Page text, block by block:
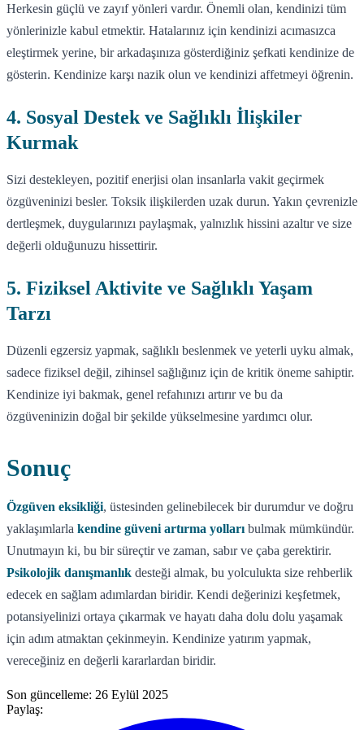
Herkesin güçlü ve zayıf yönleri vardır. Önemli olan, kendinizi tüm
yönlerinizle kabul etmektir. Hatalarınız için kendinizi acımasızca
eleştirmek yerine, bir arkadaşınıza gösterdiğiniz şefkati kendinize de
gösterin. Kendinize karşı nazik olun ve kendinizi affetmeyi öğrenin.
4. Sosyal Destek ve Sağlıklı İlişkiler
Kurmak
Sizi destekleyen, pozitif enerjisi olan insanlarla vakit geçirmek
özgüveninizi besler. Toksik ilişkilerden uzak durun. Yakın çevrenizle
dertleşmek, duygularınızı paylaşmak, yalnızlık hissini azaltır ve size
değerli olduğunuzu hissettirir.
5. Fiziksel Aktivite ve Sağlıklı Yaşam
Tarzı
Düzenli egzersiz yapmak, sağlıklı beslenmek ve yeterli uyku almak,
sadece fiziksel değil, zihinsel sağlığınız için de kritik öneme sahiptir.
Kendinize iyi bakmak, genel refahınızı artırır ve bu da
özgüveninizin doğal bir şekilde yükselmesine yardımcı olur.
Sonuç
Özgüven eksikliği, üstesinden gelinebilecek bir durumdur ve doğru
yaklaşımlarla kendine güveni artırma yolları bulmak mümkündür.
Unutmayın ki, bu bir süreçtir ve zaman, sabır ve çaba gerektirir.
Psikolojik danışmanlık desteği almak, bu yolculukta size rehberlik
edecek en sağlam adımlardan biridir. Kendi değerinizi keşfetmek,
potansiyelinizi ortaya çıkarmak ve hayatı daha dolu dolu yaşamak
için adım atmaktan çekinmeyin. Kendinize yatırım yapmak,
vereceğiniz en değerli kararlardan biridir.
Son güncelleme: 26 Eylül 2025
Paylaş: